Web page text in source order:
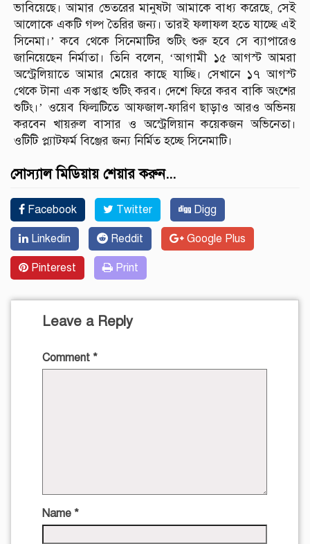
ভাবিয়েছে। আমার ভেতরের মানুষটা আমাকে বাধ্য করেছে, সেই
আলোকে একটি গল্প তৈরির জন্য। তারই ফলাফল হতে যাচ্ছে এই
সিনেমা।’ কবে থেকে সিনেমাটির শুটিং শুরু হবে সে ব্যাপারেও
জানিয়েছেন নির্মাতা। তিনি বলেন, ‘আগামী ১৫ আগস্ট আমরা
অস্ট্রেলিয়াতে আমার মেয়ের কাছে যাচ্ছি। সেখানে ১৭ আগস্ট
থেকে টানা এক সপ্তাহ শুটিং করব। দেশে ফিরে করব বাকি অংশের
শুটিং।’ ওয়েব ফিল্মটিতে আফজাল-ফারিণ ছাড়াও আরও অভিনয়
করবেন খায়রুল বাসার ও অস্ট্রেলিয়ান কয়েকজন অভিনেতা।
ওটিটি প্ল্যাটফর্ম বিঞ্জের জন্য নির্মিত হচ্ছে সিনেমাটি।
সোস্যাল মিডিয়ায় শেয়ার করুন...
Facebook Twitter Digg
Linkedin Reddit Google Plus
Pinterest Print
Leave a Reply
Comment *
Name *